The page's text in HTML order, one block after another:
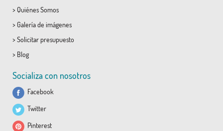
> Quiénes Somos
> Galería de imágenes
> Solicitar presupuesto
> Blog
Socializa con nosotros
Facebook
Twitter
Pinterest